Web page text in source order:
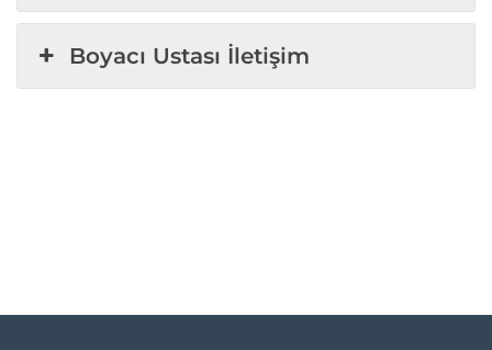
Boyacı Ustası İletişim